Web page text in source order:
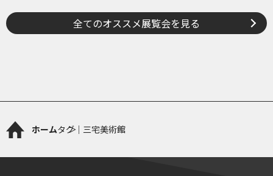
全てのオススメ展覧会を見る
ホームタグ｜三宅美術館